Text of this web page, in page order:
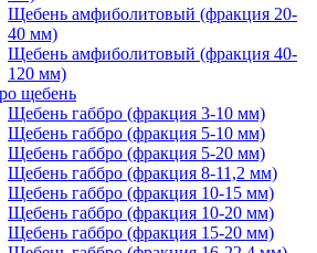
Щебень амфиболитовый (фракция 20-
40 мм)
Щебень амфиболитовый (фракция 40-
120 мм)
щебень
Щебень габбро (фракция 3-10 мм)
Щебень габбро (фракция 5-10 мм)
Щебень габбро (фракция 5-20 мм)
Щебень габбро (фракция 8-11,2 мм)
Щебень габбро (фракция 10-15 мм)
Щебень габбро (фракция 10-20 мм)
Щебень габбро (фракция 15-20 мм)